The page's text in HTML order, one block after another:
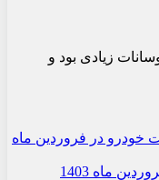
ماه 1403 شاهد نوسانات زیادی بود و
درصدی قیمت خودرو در فروردین ماه
ماه 1403